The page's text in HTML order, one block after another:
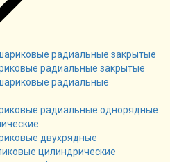
радиальные закрытые
радиальные однорядные
двухрядные
цилиндрические